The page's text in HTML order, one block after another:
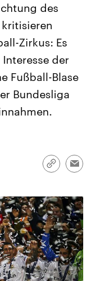
Lage und
Überfall der
Hamas
2023 auf Israel
möchte die Hamas
vom Iran
des
Zirkus: Es
der
Fußball-Blase
Bundesliga
Link